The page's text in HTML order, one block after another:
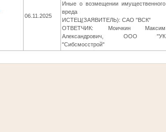
06.11.2025
Иные о возмещении имущественного
вреда
ИСТЕЦ(ЗАЯВИТЕЛЬ): САО "ВСК"
ОТВЕТЧИК: Моичкин Максим
Александрович, ООО "УК
"Сибсмосстрой"